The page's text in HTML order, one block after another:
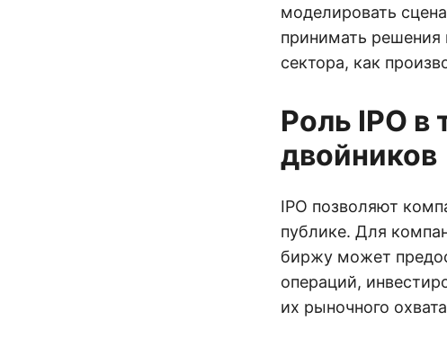
моделировать
принимать решения
сектора, как
Роль IPO
двойников
IPO позволяют
публике. Для
биржу может
операций,
их рыночного